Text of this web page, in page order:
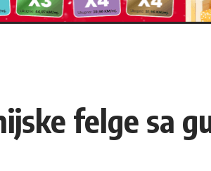
felge sa